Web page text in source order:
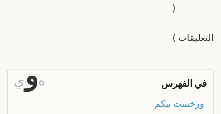
التعليقات
(
)
في الفهرس هو ي
ورخست بيكم